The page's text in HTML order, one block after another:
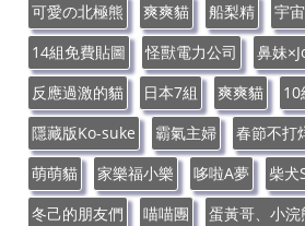
可愛の北極熊
爽爽貓 船梨精 宇
14組免費貼圖
怪獸電力公司 鼻妹
反應過激的貓
日本7組 爽爽貓
10
隱藏版Ko-suke
霸氣主婦 春節不打
萌萌貓
家樂福小樂 哆啦A夢
柴
冬己的朋友們
喵喵團 蛋黃哥、小浣